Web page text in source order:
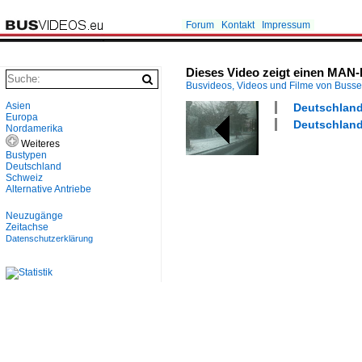
Forum Kontakt Impressum
Dieses Video zeigt einen
Busvideos, Videos und Filme von
Asien
Europa
Nordamerika
Weiteres
Bustypen
Deutschland
Schweiz
Alternative Antriebe
Neuzugänge
Zeitachse
Datenschutzerklärung